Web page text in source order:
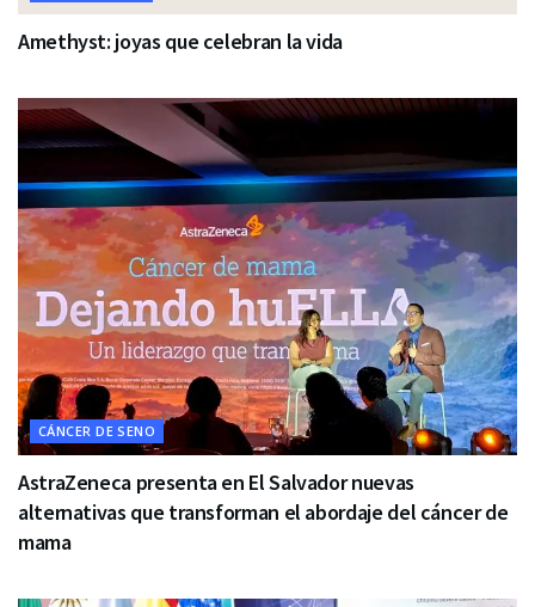
Amethyst: joyas que celebran la vida
CÁNCER DE SENO
AstraZeneca presenta en El Salvador nuevas
alternativas que transforman el abordaje del cáncer de
mama